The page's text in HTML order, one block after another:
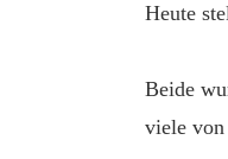
Heute
Beide
viele von